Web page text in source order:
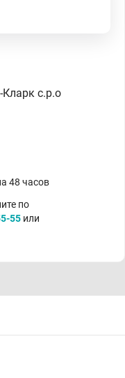
с.р.о
48 часов
по
55 или